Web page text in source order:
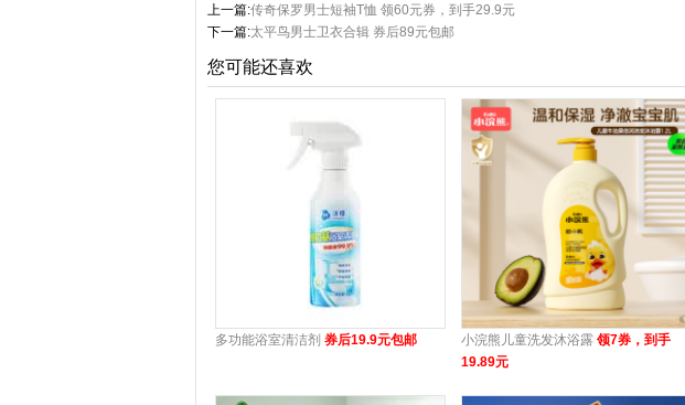
上一篇:传奇保罗男士短袖T恤 领60元券，到手29.9元
下一篇:太平鸟男士卫衣合辑 券后89元包邮
您可能还喜欢
多功能浴室清洁剂 券后19.9元包邮 小浣熊儿童洗发沐浴露 领7券，到手
19.89元